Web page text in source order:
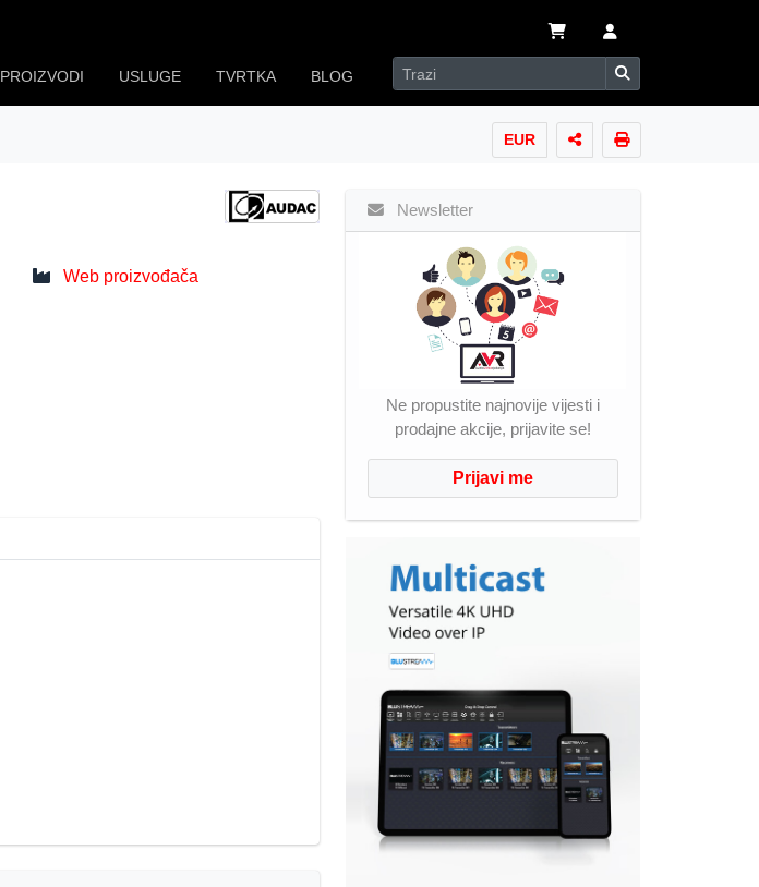
PROIZVODI USLUGE TVRTKA BLOG
EUR
Web proizvođača
Newsletter
Ne propustite najnovije vijesti i
prodajne akcije, prijavite se!
Prijavi me